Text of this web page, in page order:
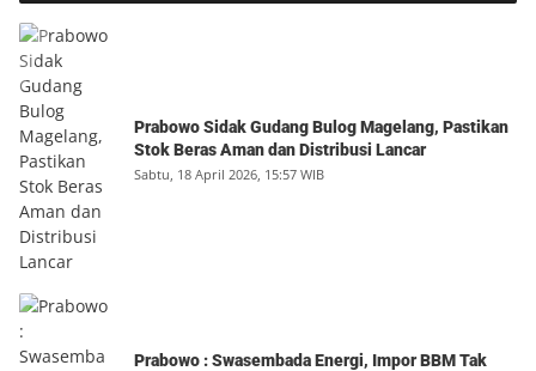
Prabowo Sidak Gudang Bulog Magelang, Pastikan
Stok Beras Aman dan Distribusi Lancar
Sabtu, 18 April 2026, 15:57 WIB
Prabowo : Swasembada Energi, Impor BBM Tak